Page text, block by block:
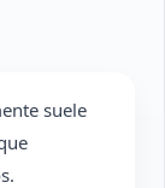
suele